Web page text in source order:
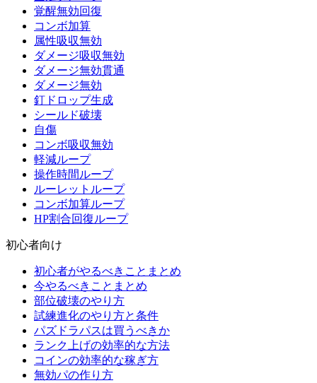
覚醒無効回復
コンボ加算
属性吸収無効
ダメージ吸収無効
ダメージ無効貫通
ダメージ無効
釘ドロップ生成
シールド破壊
自傷
コンボ吸収無効
軽減ループ
操作時間ループ
ルーレットループ
コンボ加算ループ
HP割合回復ループ
初心者向け
初心者がやるべきことまとめ
今やるべきことまとめ
部位破壊のやり方
試練進化のやり方と条件
パズドラパスは買うべきか
ランク上げの効率的な方法
コインの効率的な稼ぎ方
無効パの作り方